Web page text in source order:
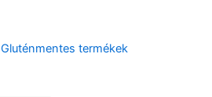
Gluténmentes termékek